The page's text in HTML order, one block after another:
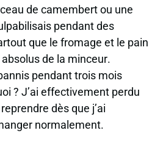
de camembert ou une
pendant des
que le fromage et le pain
de la minceur.
pendant trois mois
? J’ai effectivement perdu
dès que j’ai
normalement.